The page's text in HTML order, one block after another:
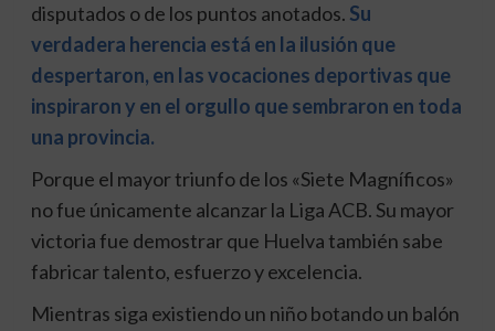
disputados o de los puntos anotados. Su
verdadera herencia está en la ilusión que
despertaron, en las vocaciones deportivas que
inspiraron y en el orgullo que sembraron en toda
una provincia.
Porque el mayor triunfo de los «Siete Magníficos»
no fue únicamente alcanzar la Liga ACB. Su mayor
victoria fue demostrar que Huelva también sabe
fabricar talento, esfuerzo y excelencia.
Mientras siga existiendo un niño botando un balón